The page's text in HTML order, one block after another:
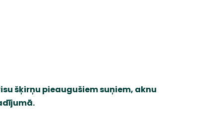
šķirņu pieaugušiem suņiem, aknu